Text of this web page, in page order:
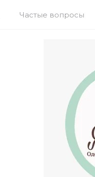
Частые вопросы